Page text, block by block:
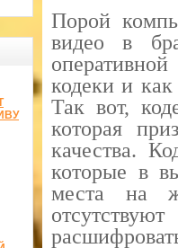
Порой
видео в
кодеки и
Так вот,
которая
качества.
которые в
места на